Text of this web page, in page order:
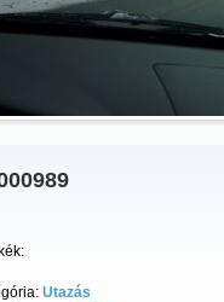
Utazás